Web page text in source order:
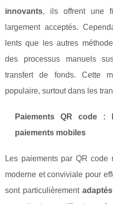
innovants, ils offrent une
largement acceptés.
lents que les autres
des processus manuels
transfert de fonds. Cette
populaire, surtout dans les
Paiements QR code :
paiements mobiles
Les paiements par QR code
moderne et conviviale pour
sont particulièrement